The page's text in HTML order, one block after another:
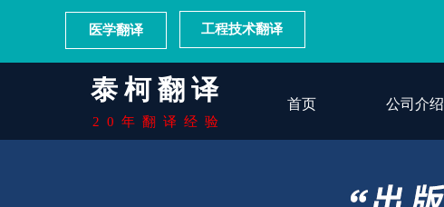
翻译协会会员单位
泰柯翻译
20年翻译经验
工程技术翻译
医学翻译
泰柯翻译 首页 公司介绍
20年翻译经验